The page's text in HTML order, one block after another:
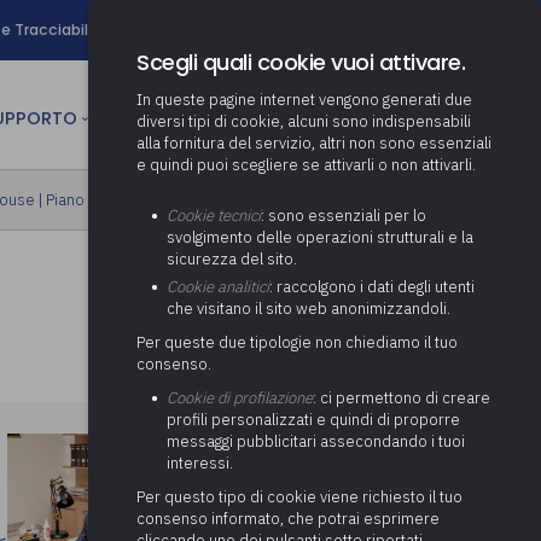
e Tracciabilità
Determinazione fondo risorse
decentrate
Pratiche previdenziali
ai comuni per l’attivazione di
(Partenariato Pubblico
Privato)
Società e organismi
adempimenti degli enti locali
Adeguamento del sistema di
gestione documentale alle
nuove linee guida sul
documento informatico
Protezione dei Dati (RPD,
altrimenti denominato Data
Protection Officer, DPO)
Supporto transizione al
digitale
Gestione IVA
Gestione IRAP
Consolidato
Relazione di fine e inizio
mandato
Supporto alla predisposizione
del Piano Economico-
Attività di supporto Gare
Energetiche (ex Legge 10/91)
Controllo Pratiche Sismiche
CULTURA person AREA RISERVATA
| Piano formativo gratuito associati
Scegli quali cookie vuoi attivare.
In queste pagine internet vengono generati due
diversi tipi di cookie, alcuni sono indispensabili
alla fornitura del servizio, altri non sono essenziali
e quindi puoi scegliere se attivarli o non attivarli.
Cookie tecnici: sono essenziali per lo
svolgimento delle operazioni strutturali e la
sicurezza del sito.
Cookie analitici: raccolgono i dati degli utenti
che visitano il sito web anonimizzandoli.
Per queste due tipologie non chiediamo il tuo
consenso.
Cookie di profilazione: ci permettono di creare
profili personalizzati e quindi di proporre
messaggi pubblicitari assecondando i tuoi
interessi.
Per questo tipo di cookie viene richiesto il tuo
consenso informato, che potrai esprimere